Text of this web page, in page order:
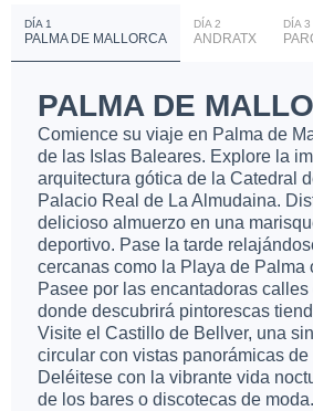
DÍA 1
PALMA DE MALLORCA
DÍA 2
ANDRATX
DÍA 3
PALMA DE
Comience su viaje en Palma de
de las Islas Baleares. Explore la
arquitectura gótica de la Catedral
Palacio Real de La Almudaina.
delicioso almuerzo en una
deportivo. Pase la tarde
cercanas como la Playa de Palma
Pasee por las encantadoras
donde descubrirá pintorescas
Visite el Castillo de Bellver, una
circular con vistas panorámicas de
Deléitese con la vibrante vida
de los bares o discotecas de